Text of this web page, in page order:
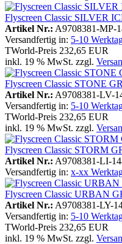
Flyscreen Classic SILVER
Artikel Nr.: A9708381-MP-
Versandfertig in: 5-10
TWorld-Preis 232,65 EUR
inkl. 19 % MwSt. zzgl.
Flyscreen Classic STONE
Artikel Nr.: A9708381-LV-
Versandfertig in: 5-10
TWorld-Preis 232,65 EUR
inkl. 19 % MwSt. zzgl.
Flyscreen Classic STORM
Artikel Nr.: A9708381-LI-
Versandfertig in: x-xx
Flyscreen Classic URBAN
Artikel Nr.: A9708381-LY-
Versandfertig in: 5-10
TWorld-Preis 232,65 EUR
inkl. 19 % MwSt. zzgl.